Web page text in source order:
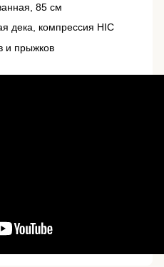
85 см
дека, компрессия HIC
и прыжков